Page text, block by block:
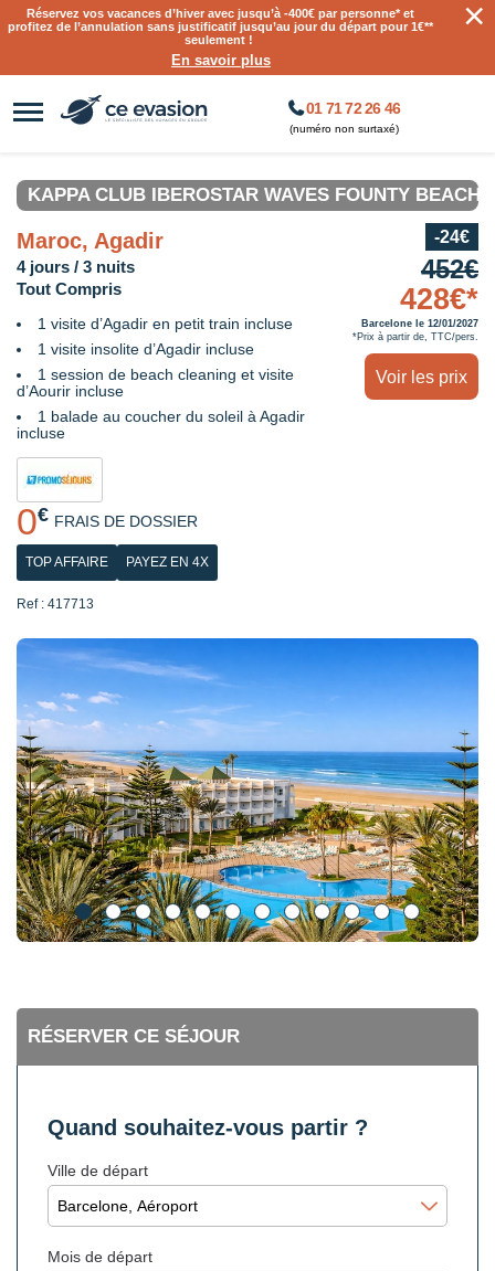
Réservez vos vacances d’hiver avec jusqu’à-400€ par personne* et
profitez de l’annulation sans justificatif jusqu’au jour du départ pour 1€**
seulement !
En savoir plus
×
01 71 72 26 46
(numéro non surtaxé)
KAPPA CLUB IBEROSTAR WAVES FOUNTY BEACH
Maroc, Agadir
4 jours / 3 nuits
Tout Compris
1 visite d’Agadir en petit train incluse
1 visite insolite d’Agadir incluse
1 session de beach cleaning et visite
d’Aourir incluse
1 balade au coucher du soleil à Agadir
incluse
0€ FRAIS DE DOSSIER
TOP AFFAIRE PAYEZ EN 4X
Ref : 417713
-24€
452€
428€*
Barcelone le 12/01/2027
*Prix à partir de, TTC/pers.
Voir les prix
RÉSERVER CE SÉJOUR
Quand souhaitez-vous partir ?
Ville de départ
Mois de départ